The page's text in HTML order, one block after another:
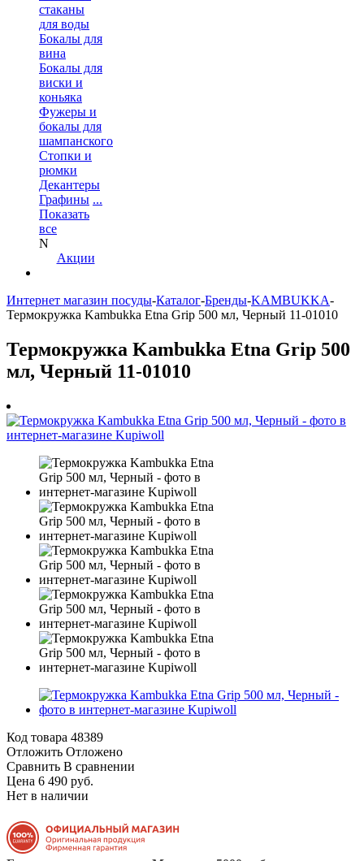
стаканы
для воды
Бокалы для
вина
Бокалы для
виски и
коньяка
Фужеры и
бокалы для
шампанского
Стопки и
рюмки
Декантеры
Графины ...
Показать
все
N
Акции
Интернет магазин посуды-Каталог-Бренды-KAMBUKKA-
Термокружка Kambukka Etna Grip 500 мл, Черный 11-01010
Термокружка Kambukka Etna Grip 500
мл, Черный 11-01010
Код товара 48389
Отложить Отложено
Сравнить В сравнении
Цена 6 490 руб.
Нет в наличии